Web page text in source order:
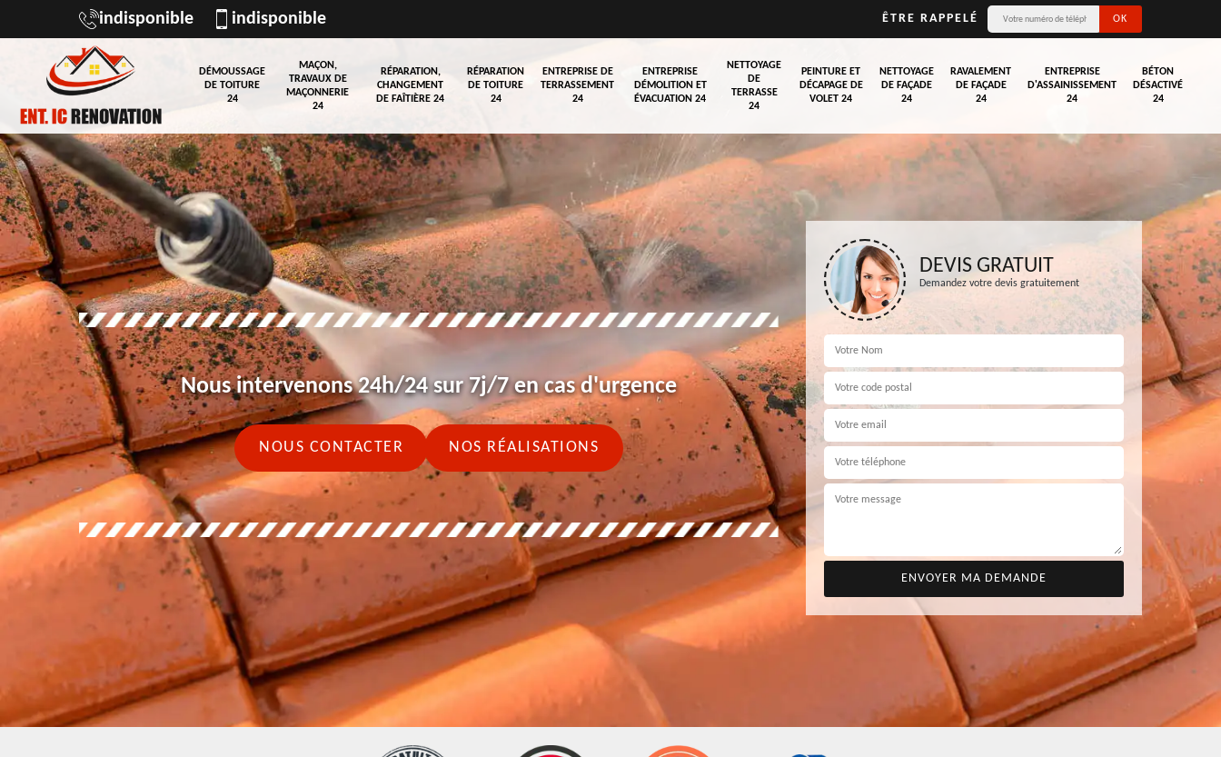
indisponible indisponible ÊTRE RAPPELÉ
DÉMOUSSAGE
DE TOITURE
24
MAÇON,
TRAVAUX DE
MAÇONNERIE
24
RÉPARATION,
CHANGEMENT
DE FAÎTIÈRE 24
RÉPARATION
DE TOITURE
24
ENTREPRISE DE
TERRASSEMENT
24
ENTREPRISE
DÉMOLITION ET
ÉVACUATION 24
NETTOYAGE
DE
TERRASSE
24
PEINTURE ET
DÉCAPAGE DE
VOLET 24
NETTOYAGE
DE FAÇADE
24
RAVALEMENT
DE FAÇADE
24
ENTREPRISE
D'ASSAINISSEMENT
24
BÉTON
DÉSACTIVÉ
24
Nous intervenons 24h/24 sur 7j/7 en cas d'urgence
NOUS CONTACTER NOS RÉALISATIONS
DEVIS GRATUIT
Demandez votre devis gratuitement